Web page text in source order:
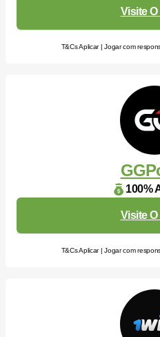
Visite O
T&Cs Aplicar | Jogar com
100%
Visite O
T&Cs Aplicar | Jogar com